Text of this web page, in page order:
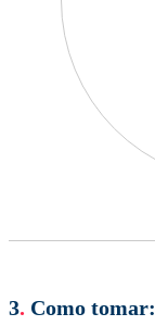
3. Como tomar: